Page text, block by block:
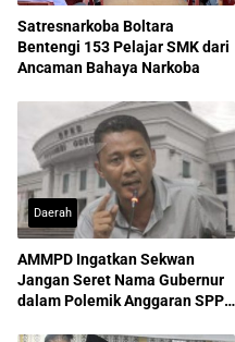
Satresnarkoba Boltara
Bentengi 153 Pelajar SMK dari
Ancaman Bahaya Narkoba
Daerah
AMMPD Ingatkan Sekwan
Jangan Seret Nama Gubernur
dalam Polemik Anggaran SPPD